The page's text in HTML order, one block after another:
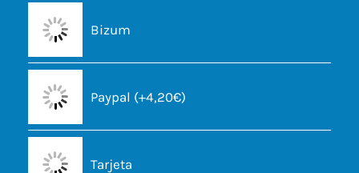
Bizum
Paypal (+4,20€)
Tarjeta